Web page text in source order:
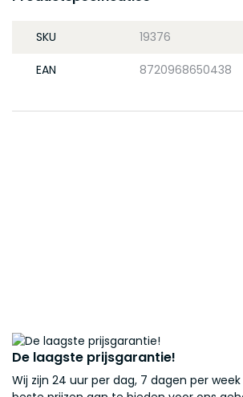
SKU 19376
EAN 8720968650438
De laagste prijsgarantie!
Wij zijn 24 uur per dag, 7 dagen per